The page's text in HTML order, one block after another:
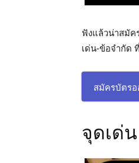
ฟังแล้วน่าสมัค
เด่น-ข้อจำกัด
สมัครบัตร
จุดเด่น